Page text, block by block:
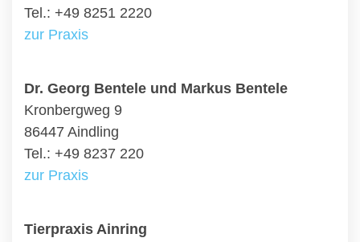
Tel.: +49 8251 2220
zur Praxis
Dr. Georg Bentele und Markus Bentele
Kronbergweg 9
86447 Aindling
Tel.: +49 8237 220
zur Praxis
Tierpraxis Ainring